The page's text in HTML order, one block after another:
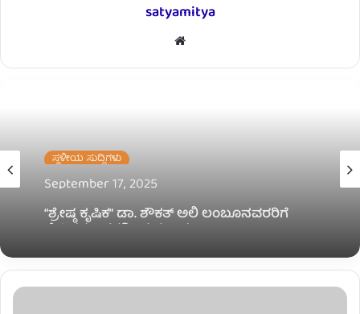
satyamitya
ಸ್ಥಳೀಯ ಸುದ್ದಿಗಳು
September 17, 2025
“ಶ್ರೇಷ್ಠ ಕೃಷಿಕ” ಡಾ. ಶೌಕತ್ ಅಲಿ ಲಂಬೂನವರರಿಗೆ
ಸ್ನೇಹಿತರ ಬಳಗದಿಂದ ಸನ್ಮಾನ